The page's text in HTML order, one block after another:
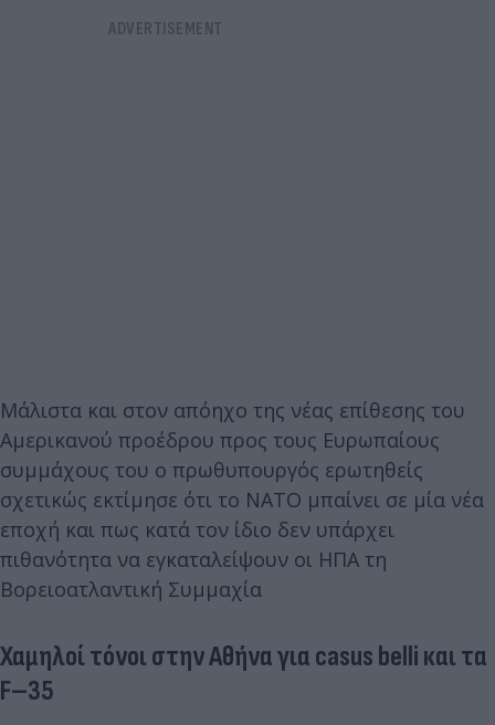
Μάλιστα και στον απόηχο της νέας επίθεσης του
Αμερικανού προέδρου προς τους Ευρωπαίους
συμμάχους του ο πρωθυπουργός ερωτηθείς
σχετικώς εκτίμησε ότι το ΝΑΤΟ μπαίνει σε μία νέα
εποχή και πως κατά τον ίδιο δεν υπάρχει
πιθανότητα να εγκαταλείψουν οι ΗΠΑ τη
Βορειοατλαντική Συμμαχία
Χαμηλοί τόνοι στην Αθήνα για casus belli και τα
F–35